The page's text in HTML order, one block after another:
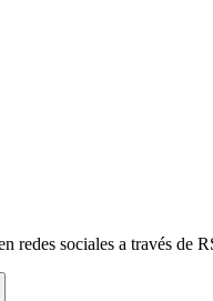
redes sociales a través de